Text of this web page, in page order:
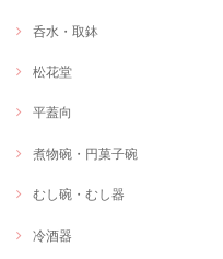
呑水・取鉢
松花堂
平蓋向
煮物碗・円菓子碗
むし碗・むし器
冷酒器